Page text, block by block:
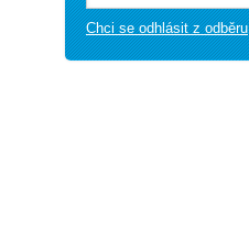
Chci se odhlásit z odběru